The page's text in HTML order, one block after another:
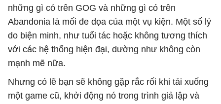
những gì có trên GOG và những gì có trên
Abandonia là mối đe dọa của một vụ kiện. Một số lý
do biện minh, như tuổi tác hoặc không tương thích
với các hệ thống hiện đại, dường như không còn
mạnh mẽ nữa.
Nhưng có lẽ bạn sẽ không gặp rắc rối khi tải xuống
một game cũ, khởi động nó trong trình giả lập và